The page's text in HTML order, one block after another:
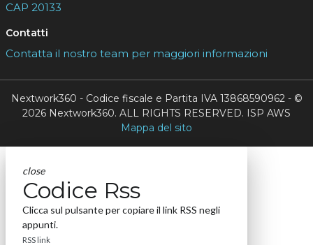
CAP 20133
Contatti
Contatta il nostro team per maggiori informazioni
Nextwork360 - Codice fiscale e Partita IVA 13868590962 - ©
2026 Nextwork360. ALL RIGHTS RESERVED. ISP AWS
Mappa del sito
close
Codice Rss
Clicca sul pulsante per copiare il link RSS negli
appunti.
RSS link